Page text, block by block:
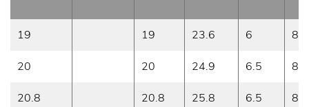
19 19 23.6 6 8
20 20 24.9 6.5 8
20.8 20.8 25.8 6.5 8